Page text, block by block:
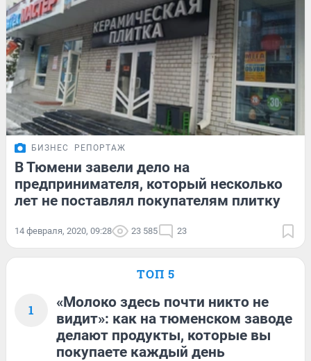
БИЗНЕС РЕПОРТАЖ
В Тюмени завели дело на
предпринимателя, который несколько
лет не поставлял покупателям плитку
14 февраля, 2020, 09:28 23 585 23
ТОП 5
1
«Молоко здесь почти никто не
видит»: как на тюменском заводе
делают продукты, которые вы
покупаете каждый день